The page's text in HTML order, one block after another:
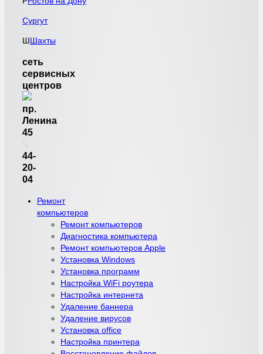
Сургут
ШШахты
сеть
сервисных
центров
пр.
Ленина
45
44-
20-
04
Ремонт
компьютеров
Ремонт компьютеров
Диагностика компьютера
Ремонт компьютеров Apple
Установка Windows
Установка программ
Настройка WiFi роутера
Настройка интернета
Удаление баннера
Удаление вирусов
Установка office
Настройка принтера